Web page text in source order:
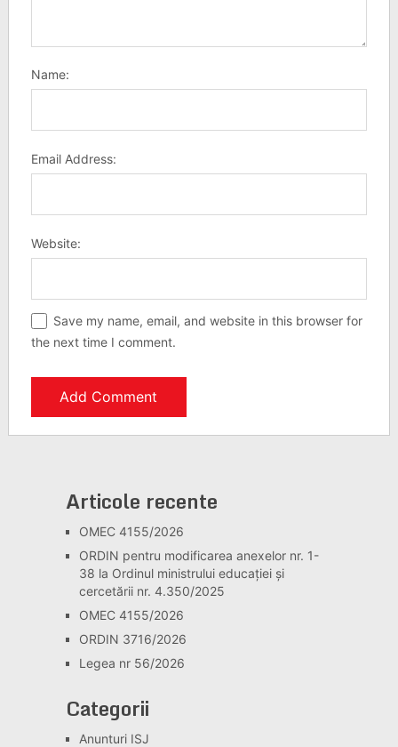
Name:
Email Address:
Website:
Save my name, email, and website in this browser for
the next time I comment.
Articole recente
OMEC 4155/2026
ORDIN pentru modificarea anexelor nr. 1-
38 la Ordinul ministrului educației și
cercetării nr. 4.350/2025
OMEC 4155/2026
ORDIN 3716/2026
Legea nr 56/2026
Categorii
Anunturi ISJ